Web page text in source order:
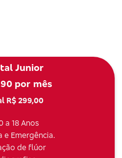
Junior
por mês
R$ 299,00
a 18 Anos
e Emergência.
de flúor